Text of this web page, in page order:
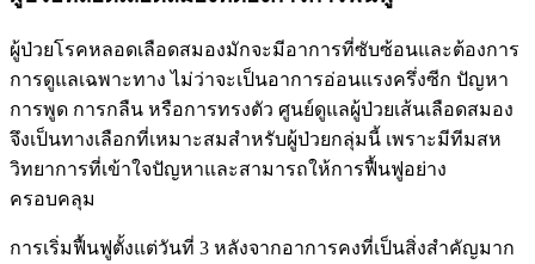
ผู้ป่วยโรคหลอดเลือดสมองมักจะมีอาการที่ซับซ้อนและต้องการ
การดูแลเฉพาะทาง ไม่ว่าจะเป็นอาการอ่อนแรงครึ่งซีก ปัญหา
การพูด การกลืน หรือการทรงตัว ศูนย์ดูแลผู้ป่วยเส้นเลือดสมอง
จึงเป็นทางเลือกที่เหมาะสมสำหรับผู้ป่วยกลุ่มนี้ เพราะมีทีมสห
วิทยาการที่เข้าใจปัญหาและสามารถให้การฟื้นฟูอย่าง
ครอบคลุม
การเริ่มฟื้นฟูตั้งแต่วันที่ 3 หลังจากอาการคงที่เป็นสิ่งสำคัญมาก